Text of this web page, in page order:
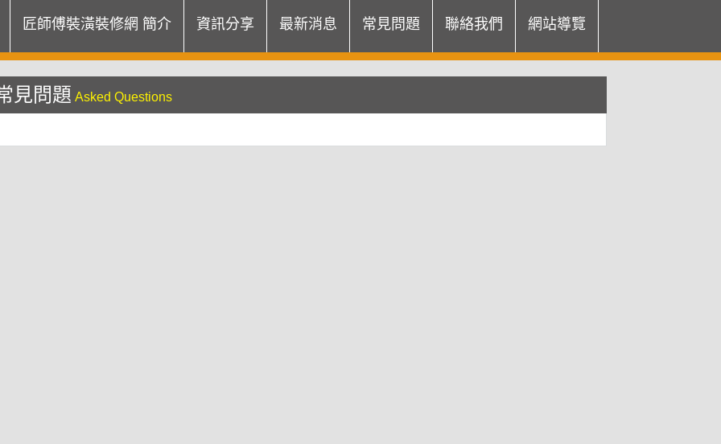
匠師傅裝潢裝修網 簡介 資訊分享 最新消息 常見問題 聯絡我們 網站導覽
見問題 Asked Questions